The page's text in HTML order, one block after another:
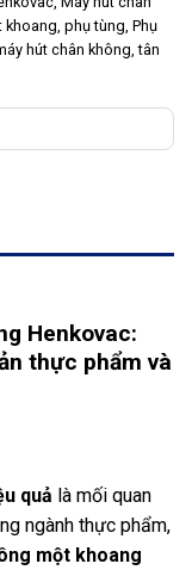
khoang, phụ tùng, Phụ
hút chân không,tân
Henkovac:
thực phẩm và
quả là mối quan
ngành thực phẩm,
một khoang